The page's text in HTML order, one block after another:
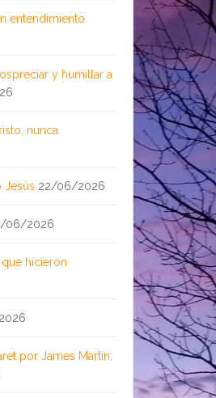
entendimiento
y humillar a
nunca
Jesús 22/06/2026
06/2026
hicieron
por James Martin;